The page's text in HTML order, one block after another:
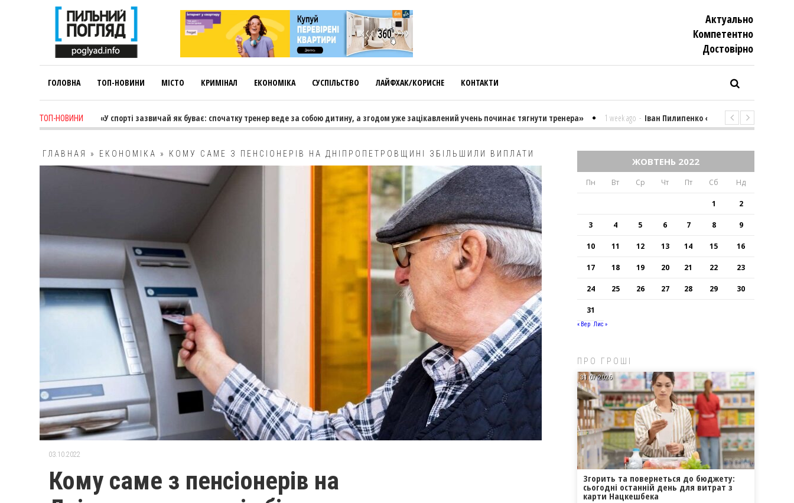
Актуально
Компетентно
Достовiрно
ГОЛОВНА ТОП-НОВИНИ МІСТО КРИМІНАЛ ЕКОНОМІКА СУСПІЛЬСТВО ЛАЙФХАК/КОРИСНЕ КОНТАКТИ
ТОП-НОВИНИ
Лариса Коновалова: «У спорті зазвичай як буває: спочатку тренер веде за собою дитину, а згодом уже зацікавлений учень починає тягнути тренера» 1 week ago - Іван Пилипенко «Найважчими є суто
ГЛАВНАЯ » ЕКОНОМІКА » КОМУ САМЕ З ПЕНСІОНЕРІВ НА ДНІПРОПЕТРОВЩИНІ ЗБІЛЬШИЛИ ВИПЛАТИ
03.10.2022
Кому саме з пенсіонерів на
ЖОВТЕНЬ 2022
Пн Вт Ср Чт Пт Сб Нд
1 2
3 4 5 6 7 8 9
10 11 12 13 14 15 16
17 18 19 20 21 22 23
24 25 26 27 28 29 30
31
« Вер Лис »
ПРО ГРОШІ
31.07.2026
Згорить та повернеться до бюджету:
сьогодні останній день для витрат з
карти Нацкешбека